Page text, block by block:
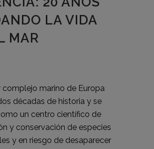
LA VIDA
MAR
complejo marino de Europa
décadas de historia y se
un centro científico de
y conservación de especies
y en riesgo de desaparecer